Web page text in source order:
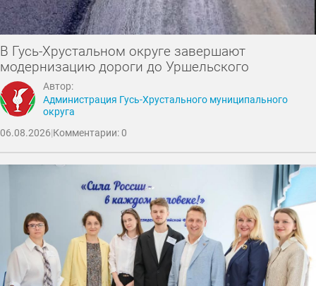
В Гусь-Хрустальном округе завершают
модернизацию дороги до Уршельского
Автор:
Администрация Гусь-Хрустального муниципального
округа
06.08.2026|Комментарии: 0